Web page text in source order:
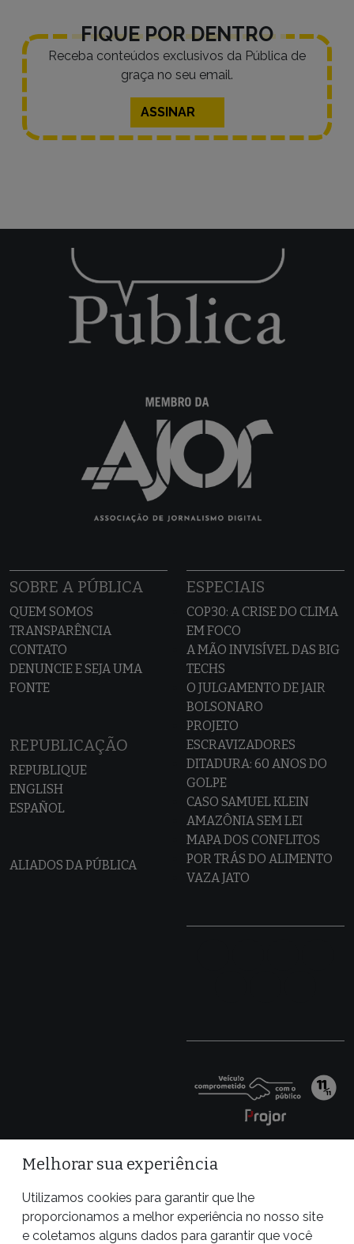
FIQUE POR DENTRO
Receba conteúdos exclusivos da Pública de
graça no seu email.
ASSINAR
SOBRE A PÚBLICA
QUEM SOMOS
TRANSPARÊNCIA
CONTATO
DENUNCIE E SEJA UMA
FONTE
REPUBLICAÇÃO
REPUBLIQUE
ENGLISH
ESPAÑOL
ALIADOS DA PÚBLICA
ESPECIAIS
COP30: A CRISE DO CLIMA
EM FOCO
A MÃO INVISÍVEL DAS BIG
TECHS
O JULGAMENTO DE JAIR
BOLSONARO
PROJETO
ESCRAVIZADORES
DITADURA: 60 ANOS DO
GOLPE
CASO SAMUEL KLEIN
AMAZÔNIA SEM LEI
MAPA DOS CONFLITOS
POR TRÁS DO ALIMENTO
VAZA JATO
Melhorar sua experiência
Utilizamos cookies para garantir que lhe
proporcionamos a melhor experiência no nosso site
e coletamos alguns dados para garantir que você